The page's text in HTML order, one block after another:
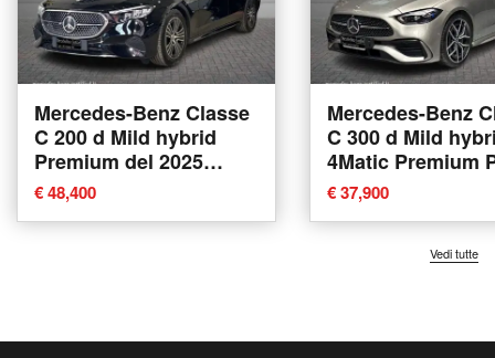
Mercedes-Benz Classe
C 200 d Mild hybrid
Premium del 2025
usata a Bologna
€ 48,400
Mercedes-Benz
C 300 d Mild
4Matic Premium
del 2022 usata a
Bologna
€ 37,900
Vedi tutte